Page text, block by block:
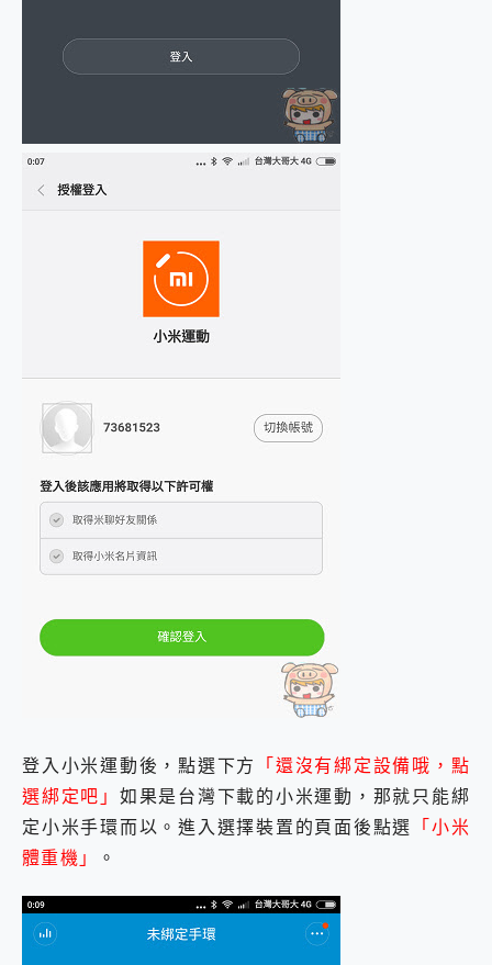
登入小米運動後，點選下方 「還沒有綁定設備哦，點
選綁定吧」 如果是台灣下載的小米運動，那就只能綁
定小米手環而以。進入選擇裝置的頁面後點選 「小米
體重機」
。